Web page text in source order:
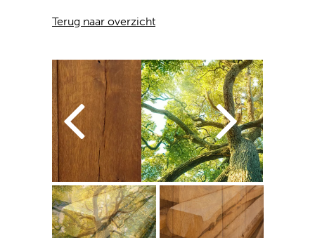
Terug naar overzicht